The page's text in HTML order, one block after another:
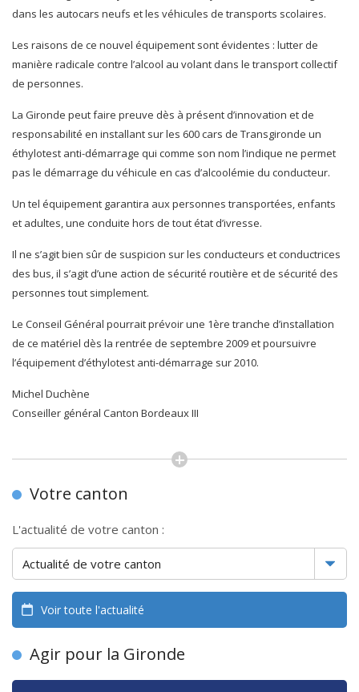
dans les autocars neufs et les véhicules de transports scolaires.
Les raisons de ce nouvel équipement sont évidentes : lutter de
manière radicale contre l’alcool au volant dans le transport collectif
de personnes.
La Gironde peut faire preuve dès à présent d’innovation et de
responsabilité en installant sur les 600 cars de Transgironde un
éthylotest anti-démarrage qui comme son nom l’indique ne permet
pas le démarrage du véhicule en cas d’alcoolémie du conducteur.
Un tel équipement garantira aux personnes transportées, enfants
et adultes, une conduite hors de tout état d’ivresse.
Il ne s’agit bien sûr de suspicion sur les conducteurs et conductrices
des bus, il s’agit d’une action de sécurité routière et de sécurité des
personnes tout simplement.
Le Conseil Général pourrait prévoir une 1ère tranche d’installation
de ce matériel dès la rentrée de septembre 2009 et poursuivre
l’équipement d’éthylotest anti-démarrage sur 2010.
Michel Duchène
Conseiller général Canton Bordeaux III
Votre canton
L'actualité de votre canton :
Voir toute l'actualité
Agir pour la Gironde